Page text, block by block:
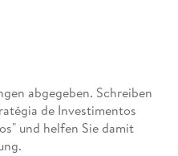
abgegeben. Schreiben
de Investimentos
und helfen Sie damit